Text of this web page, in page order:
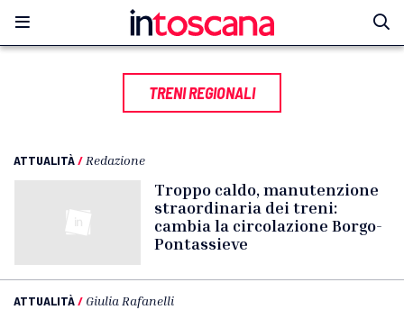
TRENI REGIONALI
ATTUALITÀ/ Redazione
Troppo caldo, manutenzione
straordinaria dei treni:
cambia la circolazione Borgo-
Pontassieve
ATTUALITÀ/ Giulia Rafanelli